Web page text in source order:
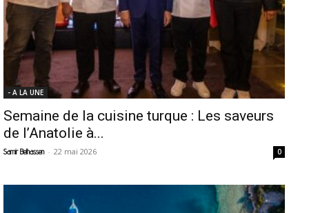
- A LA UNE
Semaine de la cuisine turque : Les saveurs
de l’Anatolie à...
Samir Belhassen - 22 mai 2026 0